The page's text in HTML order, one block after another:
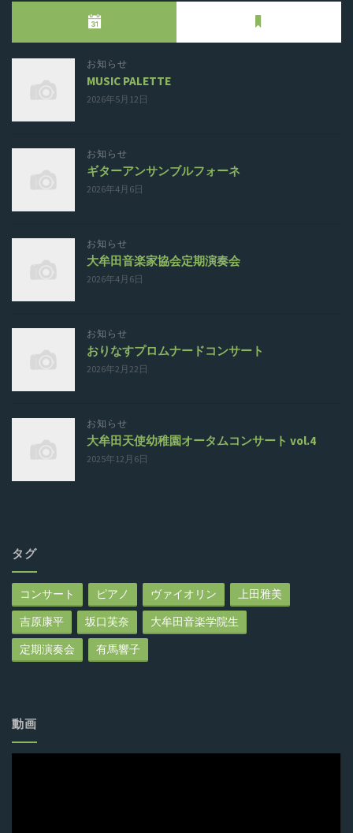
お知らせ
MUSIC PALETTE
2026年5月12日
お知らせ
ギターアンサンブルフォーネ
2026年4月6日
お知らせ
大牟田音楽家協会定期演奏会
2026年4月6日
お知らせ
おりなすプロムナードコンサート
2026年2月22日
お知らせ
大牟田天使幼稚園オータムコンサート vol.4
2025年12月6日
タグ
コンサート ピアノ ヴァイオリン
上田雅美
吉原康平
坂口芙奈
大牟田音楽学院生
定期演奏会
有馬響子
動画